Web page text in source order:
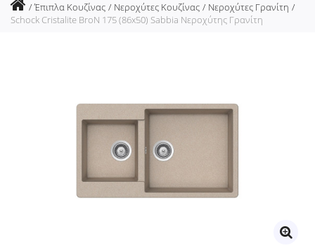
Έπιπλα Κουζίνας Νεροχύτες Κουζίνας
Νεροχύτες Γρανίτη
Schock Cristalite BroN 175 (86x50) Sabbia Νεροχύτης Γρανίτη